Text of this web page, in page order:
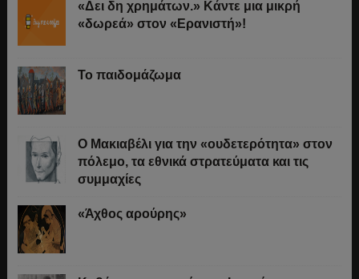
«Δει δη χρημάτων.» Κάντε μια μικρή
«δωρεά» στον «Ερανιστή»!
Το παιδομάζωμα
O Μακιαβέλι για την «ουδετερότητα» στον
πόλεμο, τα εθνικά στρατεύματα και τις
συμμαχίες
«Άχθος αρούρης»